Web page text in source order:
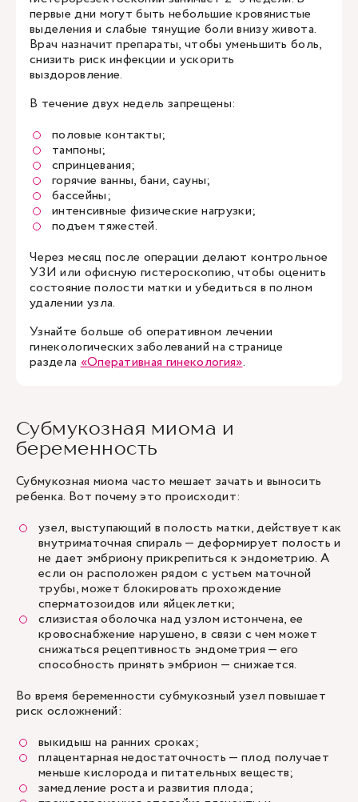
первые дни могут быть небольшие кровянистые
выделения и слабые тянущие боли внизу живота.
Врач назначит препараты, чтобы уменьшить боль,
снизить риск инфекции и ускорить
выздоровление.
В течение двух недель запрещены:
половые контакты;
тампоны;
спринцевания;
горячие ванны, бани, сауны;
бассейны;
интенсивные физические нагрузки;
подъем тяжестей.
Через месяц после операции делают контрольное
УЗИ или офисную гистероскопию, чтобы оценить
состояние полости матки и убедиться в полном
удалении узла.
Узнайте больше об оперативном лечении
гинекологических заболеваний на странице
раздела«Оперативная гинекология».
Субмукозная миома и
беременность
Субмукозная миома часто мешает зачать и выносить
ребенка. Вот почему это происходит:
узел, выступающий в полость матки, действует как
внутриматочная спираль — деформирует полость и
не дает эмбриону прикрепиться к эндометрию. А
если он расположен рядом с устьем маточной
трубы, может блокировать прохождение
сперматозоидов или яйцеклетки;
слизистая оболочка над узлом истончена, ее
кровоснабжение нарушено, в связи с чем может
снижаться рецептивность эндометрия — его
способность принять эмбрион — снижается.
Во время беременности субмукозный узел повышает
риск осложнений:
выкидыш на ранних сроках;
плацентарная недостаточность — плод получает
меньше кислорода и питательных веществ;
замедление роста и развития плода;